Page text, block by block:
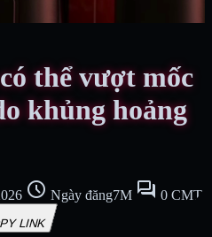
thể vượt mốc
khủng hoảng
schedule Ngày đăng7M forum 0 CMT
LINK